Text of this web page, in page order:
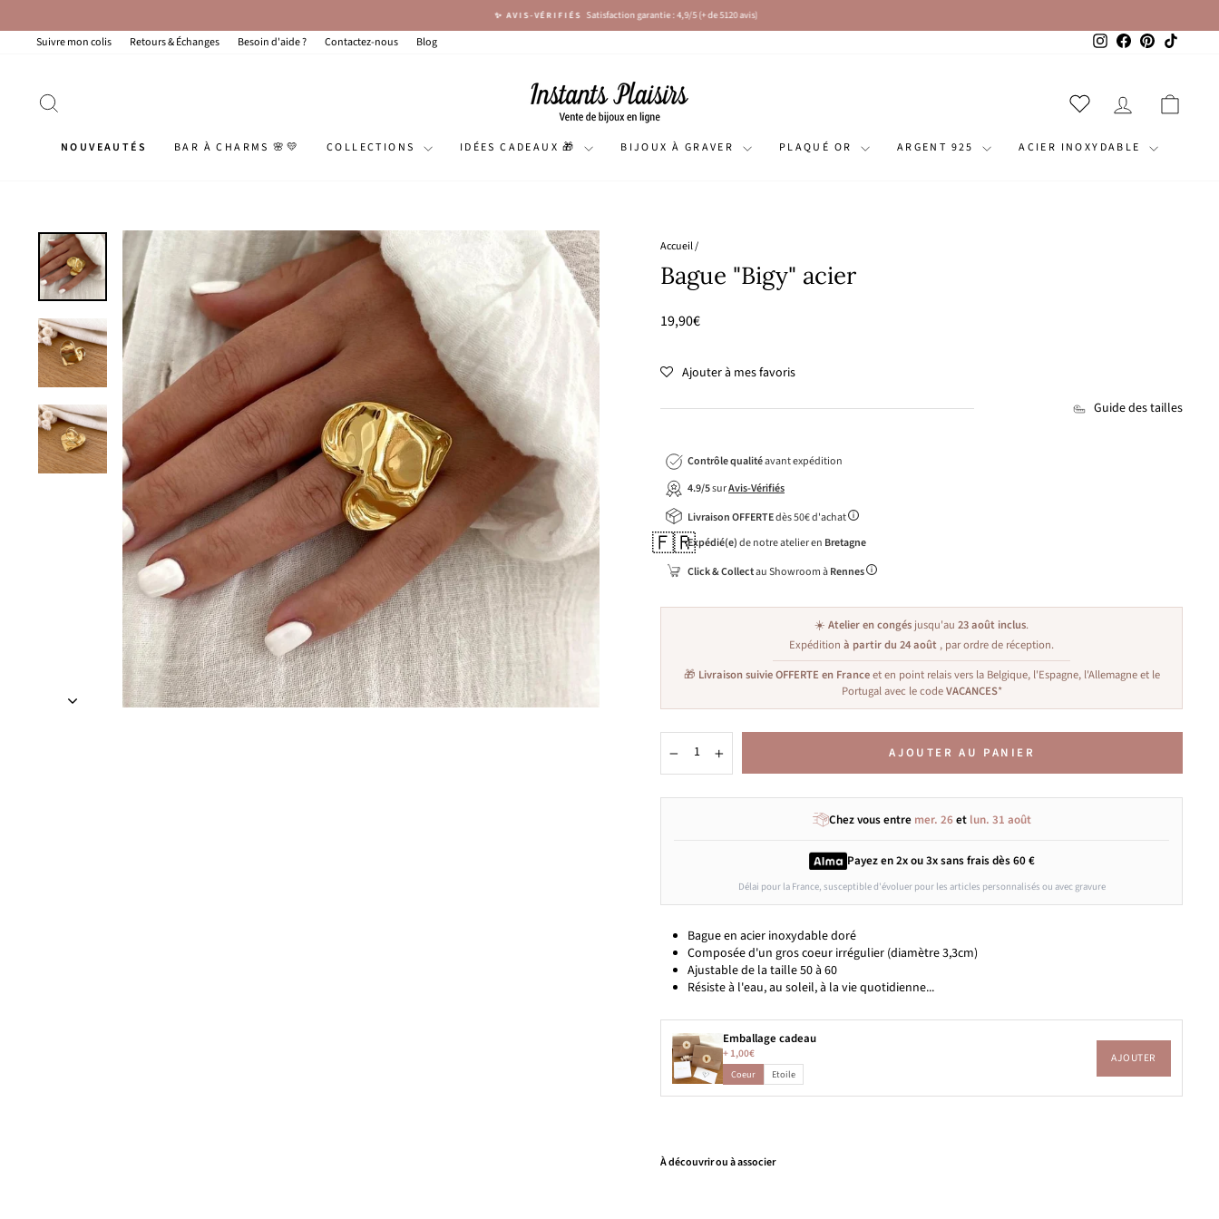
contenu
Diaporama
✨ AVIS-VÉRIFIÉS Satisfaction garantie : 4,9/5 (+ de 5120 avis)
Suivre mon colis Retours & Échanges Besoin d'aide ? Contactez-nous Blog InstagramFacebook
Pinterest
SE
NOUVEAUTÉS BAR À CHARMS 🌸💛 COLLECTIONS IDÉES CADEAUX 🎁 BIJOUX À GRAVER PLAQUÉ OR ARGENT 925 ACIER INOXYDABLE
Accueil/
Bague "Bigy" acier
Prix
19,90€
Ajouter à mes favoris
Guide des tailles
Contrôle qualitéavant expédition
4.9/5surAvis-Vérifiés
Livraison OFFERTEdès 50€ d'achat
🇫🇷Expédié(e)de notre atelier en Bretagne
Click & Collectau Showroom àRennes
☀️ Atelier en congés jusqu'au 23 août inclus.
Expédition à partir du 24 août , par ordre de réception.
🎁 Livraison suivie OFFERTE en Franceet en point relais vers la Belgique, l'Espagne, l'Allemagne et le
Portugal avec le codeVACANCES*
+
AJOUTER AU PANIER
Chez vous entre mer. 26et lun. 31 août
Payez en 2x ou 3xsans fraisdès 60 €
Délai pour la France, susceptible d'évoluer pour les articles personnalisés ou avec gravure
Bague en acier inoxydable doré
Composée d'un gros coeur irrégulier (diamètre 3,3cm)
Ajustable de la taille 50 à 60
Résiste à l'eau, au soleil, à la vie quotidienne...
Emballage cadeau
+1,00€
Coeur Etoile
AJOUTER
À découvrir ou à associer